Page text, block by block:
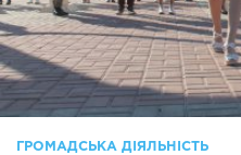
ГРОМАДСЬКА ДІЯЛЬНІСТЬ